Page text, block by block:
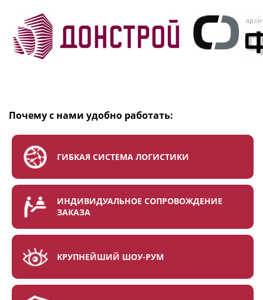
Почему с нами удобно работать:
ГИБКАЯ СИСТЕМА ЛОГИСТИКИ
ИНДИВИДУАЛЬНОЕ СОПРОВОЖДЕНИЕ
ЗАКАЗА
КРУПНЕЙШИЙ ШОУ-РУМ